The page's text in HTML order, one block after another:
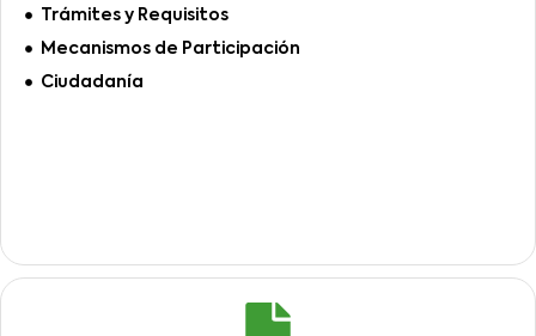
Trámites y Requisitos
Mecanismos de Participación
Ciudadanía